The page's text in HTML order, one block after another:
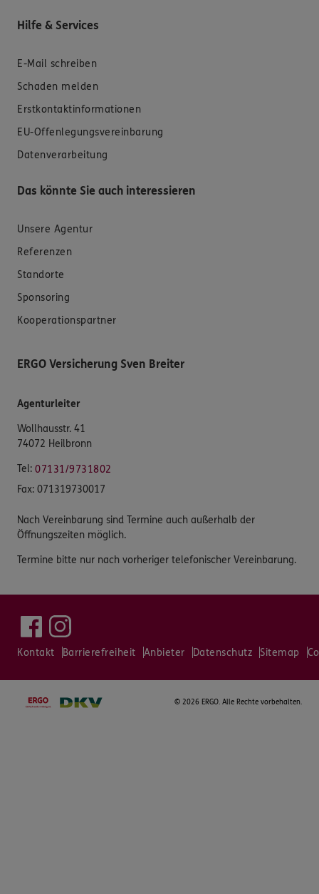
Hilfe & Services
E-Mail schreiben
Schaden melden
Erstkontaktinformationen
EU-Offenlegungsvereinbarung
Datenverarbeitung
Das könnte Sie auch interessieren
Unsere Agentur
Referenzen
Standorte
Sponsoring
Kooperationspartner
ERGO Versicherung Sven Breiter
Agenturleiter
Wollhausstr. 41
74072 Heilbronn
Tel: 07131/9731802
Fax: 071319730017
Nach Vereinbarung sind Termine auch außerhalb der
Öffnungszeiten möglich.
Termine bitte nur nach vorheriger telefonischer Vereinbarung.
Kontakt Barrierefreiheit Anbieter Datenschutz Sitemap
© 2026 ERGO. Alle Rechte vorbehalten.